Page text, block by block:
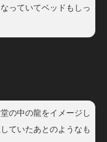
っていてベッドもしっ
の中の龍をイメージし
ていたあとのようなも